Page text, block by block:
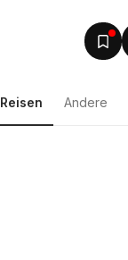
Reisen Andere